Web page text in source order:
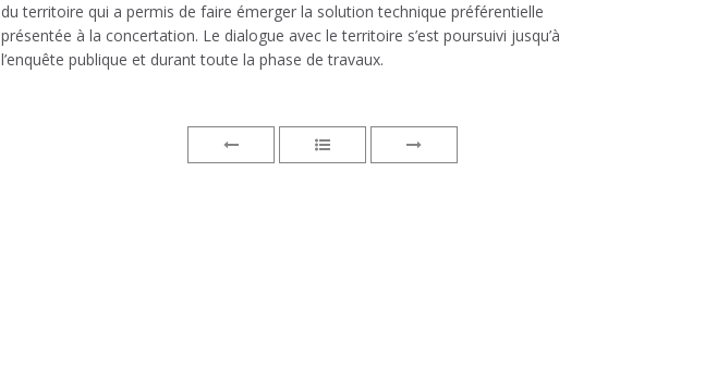
du territoire qui a permis de faire émerger la solution technique préférentielle
présentée à la concertation. Le dialogue avec le territoire s’est poursuivi jusqu’à
l’enquête publique et durant toute la phase de travaux.